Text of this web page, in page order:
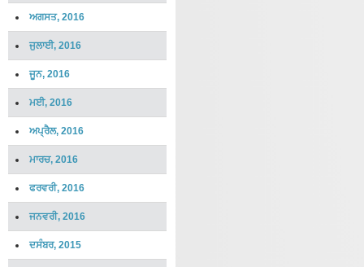
ਅਗਸਤ, 2016
ਜੁਲਾਈ, 2016
ਜੂਨ, 2016
ਮਈ, 2016
ਅਪ੍ਰੈਲ, 2016
ਮਾਰਚ, 2016
ਫਰਵਰੀ, 2016
ਜਨਵਰੀ, 2016
ਦਸੰਬਰ, 2015